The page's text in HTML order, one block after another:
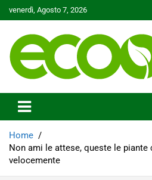
to
venerdì, Agosto 7, 2026
Ecoo.it
Home
Non ami le attese, queste le piante
velocemente